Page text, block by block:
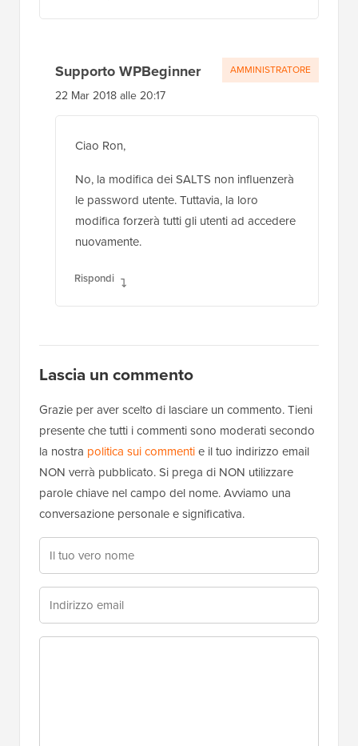
Supporto WPBeginner
22 Mar 2018 alle 20:17
Ciao Ron,
No, la modifica dei SALTS non influenzerà
le password utente. Tuttavia, la loro
modifica forzerà tutti gli utenti ad accedere
nuovamente.
Rispondi
AMMINISTRATORE
Lascia un commento
Grazie per aver scelto di lasciare un commento. Tieni
presente che tutti i commenti sono moderati secondo
la nostra politica sui commentie il tuo indirizzo email
NON verrà pubblicato. Si prega di NON utilizzare
parole chiave nel campo del nome. Avviamo una
conversazione personale e significativa.